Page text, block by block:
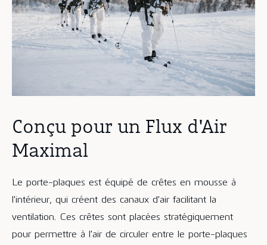
Conçu pour un Flux d'Air
Maximal
Le porte-plaques est équipé de crêtes en mousse à
l'intérieur, qui créent des canaux d'air facilitant la
ventilation. Ces crêtes sont placées stratégiquement
pour permettre à l'air de circuler entre le porte-plaques